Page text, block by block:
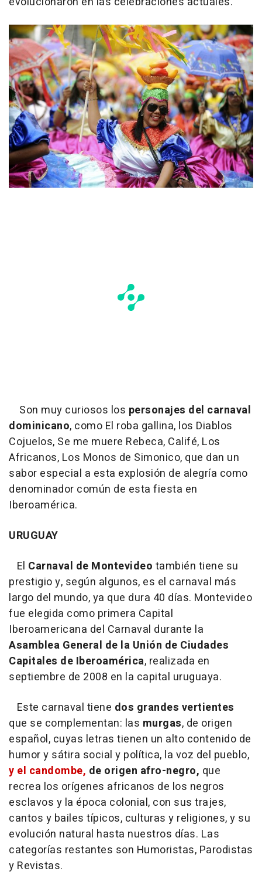
Son muy curiosos los personajes del carnaval
dominicano, como El roba gallina, los Diablos
Cojuelos, Se me muere Rebeca, Califé, Los
Africanos, Los Monos de Simonico, que dan un
sabor especial a esta explosión de alegría como
denominador común de esta fiesta en
Iberoamérica.
URUGUAY
El Carnaval de Montevideo también tiene su
prestigio y, según algunos, es el carnaval más
largo del mundo, ya que dura 40 días. Montevideo
fue elegida como primera Capital
Iberoamericana del Carnaval durante la
Asamblea General de la Unión de Ciudades
Capitales de Iberoamérica, realizada en
septiembre de 2008 en la capital uruguaya.
Este carnaval tiene dos grandes vertientes
que se complementan: las murgas, de origen
español, cuyas letras tienen un alto contenido de
humor y sátira social y política, la voz del pueblo,
y el candombe, de origen afro-negro, que
recrea los orígenes africanos de los negros
esclavos y la época colonial, con sus trajes,
cantos y bailes típicos, culturas y religiones, y su
evolución natural hasta nuestros días. Las
categorías restantes son Humoristas, Parodistas
y Revistas.